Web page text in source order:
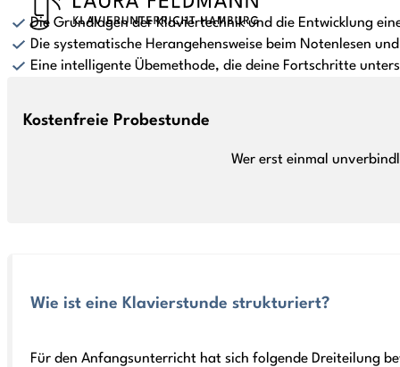
Wie ist eine Klavierstunde strukturiert?
Für den Anfangsunterricht hat sich folgende Dreiteilung
Die Grundlagen der Klaviertechnik und die Entwicklung
Die systematische Herangehensweise beim Notenlesen
Eine intelligente Übemethode, die deine Fortschritte
Kostenfreie Probestunde
Wer erst einmal